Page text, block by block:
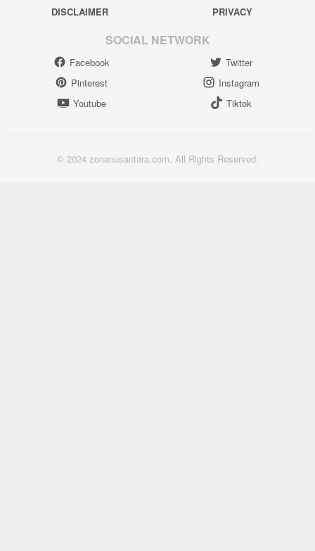
DISCLAIMER
PRIVACY
SOCIAL NETWORK
Facebook
Twitter
Pinterest
Instagram
Youtube
Tiktok
© 2024 zonanusantara.com. All Rights Reserved.